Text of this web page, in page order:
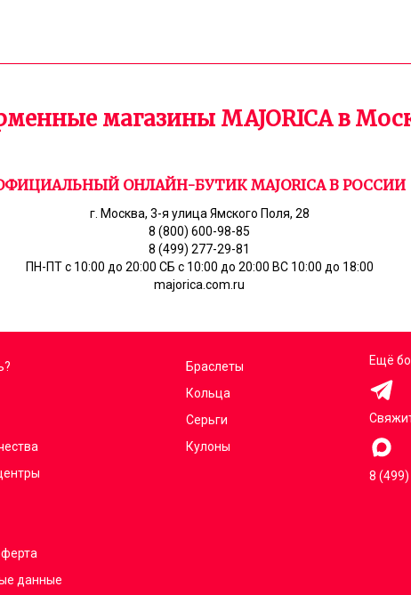
магазины MAJORICA в
ОНЛАЙН-БУТИК MAJORICA В РОССИИ
г. Москва, 3-я улица Ямского Поля, 28
8 (800) 600-98-85
8 (499) 277-29-81
ПН-ПТ с 10:00 до 20:00 СБ с 10:00 до 20:00 ВС 10:00 до 18:00
majorica.com.ru
данные
Браслеты
Кольца
Серьги
Кулоны
Ещё
8